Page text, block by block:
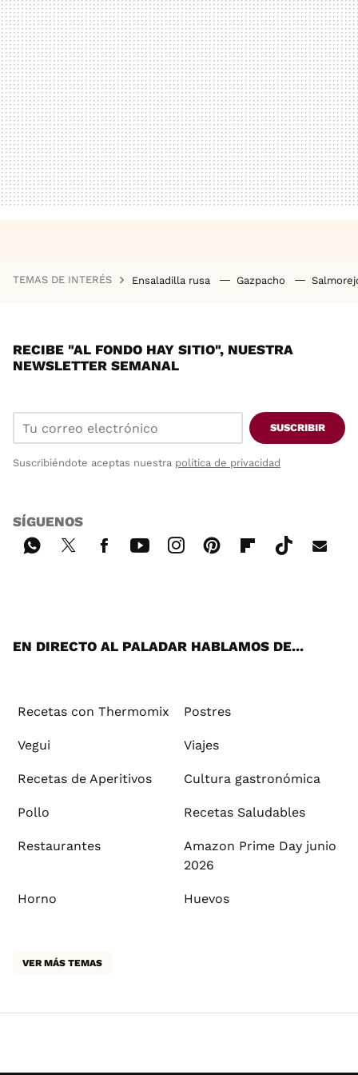
TEMAS DE INTERÉS Ensaladilla rusa Gazpacho
RECIBE "AL FONDO HAY SITIO", NUESTRA
NEWSLETTER SEMANAL
SUSCRIBIR
Suscribiéndote aceptas nuestra política de privacidad
SÍGUENOS
EN DIRECTO AL PALADAR HABLAMOS DE...
Recetas con Thermomix Postres
Vegui Viajes
Recetas de Aperitivos Cultura gastronómica
Pollo Recetas Saludables
Restaurantes
Amazon Prime Day junio
2026
Horno Huevos
VER MÁS TEMAS